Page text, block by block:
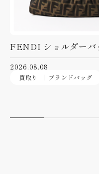
FENDI ショルダーバ
2026.08.08
買取り ブランドバッグ